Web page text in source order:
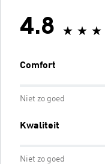
4.8
Comfort
Niet zo goed
Kwaliteit
Niet zo goed